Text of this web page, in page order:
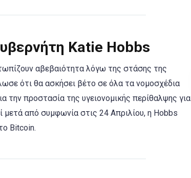
Katie Hobbs
αβεβαιότητα λόγω της στάσης της
ότι θα ασκήσει βέτο σε όλα τα νομοσχέδια
την προστασία της υγειονομικής περίθαλψης για
μετά από συμφωνία στις 24 Απριλίου, η Hobbs
Bitcoin.​